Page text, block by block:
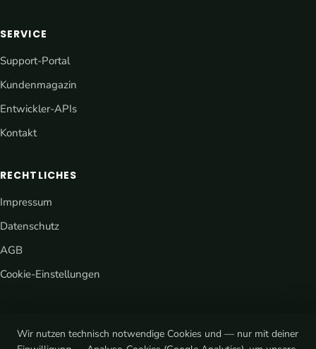
SERVICE
Support-Portal
Kundenmagazin
Entwickler-APIs
Kontakt
RECHTLICHES
Impressum
Datenschutz
AGB
Cookie-Einstellungen
Wir nutzen technisch notwendige Cookies und — nur mit deiner